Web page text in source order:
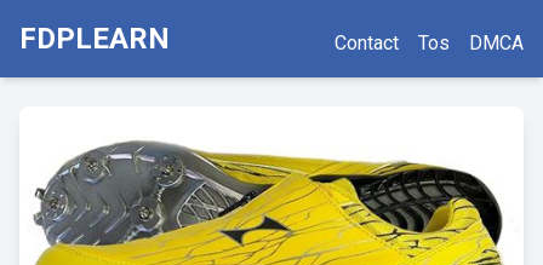
FDPLEARN Contact Tos DMCA